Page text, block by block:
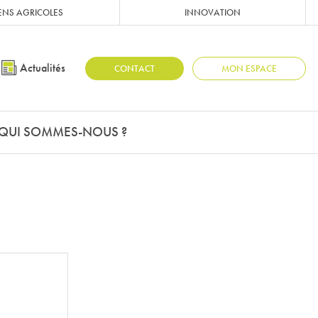
AGRICOLES INNOVATION
Actualités CONTACT MON ESPACE
SOMMES-NOUS ?